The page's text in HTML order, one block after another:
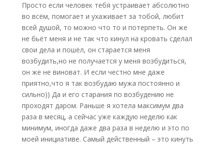
Просто если человек тебя устраивает абсолютно
во всём, помогает и ухаживает за тобой, любит
всей душой, то можно что то и потерпеть. Он же
не бьёт меня и не так что кинул на кровать сделал
свои дела и пошёл, он старается меня
возбудить,но не получается у меня возбудиться,
он же не виноват. И если честно мне даже
приятно,что я так возбудаю мужа постоянно и
сильно)) Да и его старания по возбудению не
проходят даром. Раньше я хотела максимум два
раза в месяц, а сейчас уже каждую неделю как
минимум, иногда даже два раза в неделю и это по
моей инициативе. Самый действенный – это кинуть